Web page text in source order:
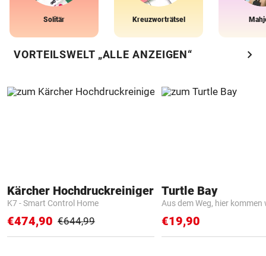
Solitär Kreuzworträtsel
VORTEILSWELT „ALLE ANZEIGEN“ chevron_right
Kärcher Hochdruckreiniger
K7 - Smart Control Home
€474,90 €644,99
Turtle Bay
Aus dem Weg, hier kommen
€19,90